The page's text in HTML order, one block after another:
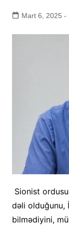
Mart 6, 2025 -
Sionist
dəli olduğunu,
bilmədiyini,